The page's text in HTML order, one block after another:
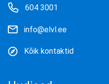
604 3001
info@elvl.ee
Kõik kontaktid